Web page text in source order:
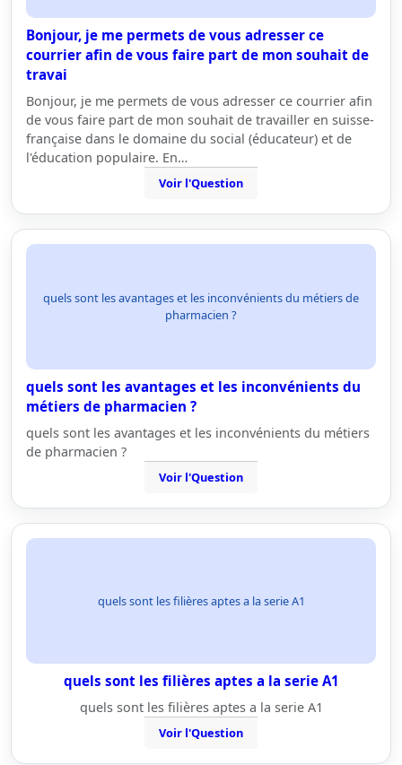
Bonjour, je me permets de vous adresser ce
courrier afin de vous faire part de mon souhait de
travai
Bonjour, je me permets de vous adresser ce courrier afin
de vous faire part de mon souhait de travailler en suisse-
française dans le domaine du social (éducateur) et de
l'éducation populaire. En…
Voir l'Question
quels sont les avantages et les inconvénients du métiers de
pharmacien ?
quels sont les avantages et les inconvénients du
métiers de pharmacien ?
quels sont les avantages et les inconvénients du métiers
de pharmacien ?
Voir l'Question
quels sont les filières aptes a la serie A1
quels sont les filières aptes a la serie A1
quels sont les filières aptes a la serie A1
Voir l'Question